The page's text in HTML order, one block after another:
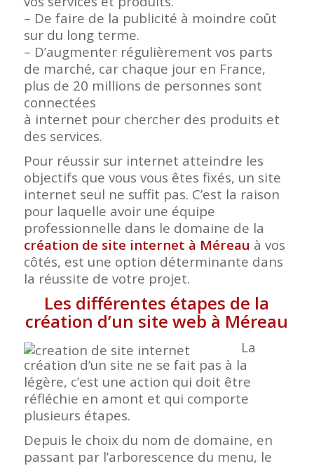
– De faire de la publicité à moindre coût
sur du long terme.
– D’augmenter régulièrement vos parts
de marché, car chaque jour en France,
plus de 20 millions de personnes sont
connectées
à internet pour chercher des produits et
des services.
Pour réussir sur internet atteindre les
objectifs que vous vous êtes fixés, un site
internet seul ne suffit pas. C’est la raison
pour laquelle avoir une équipe
professionnelle dans le domaine de la
création de site internet à Méreau à vos
côtés, est une option déterminante dans
la réussite de votre projet.
Les différentes étapes de la
création d’un site web à Méreau
La
création d’un site ne se fait pas à la
légère, c’est une action qui doit être
réfléchie en amont et qui comporte
plusieurs étapes.
Depuis le choix du nom de domaine, en
passant par l’arborescence du menu, le